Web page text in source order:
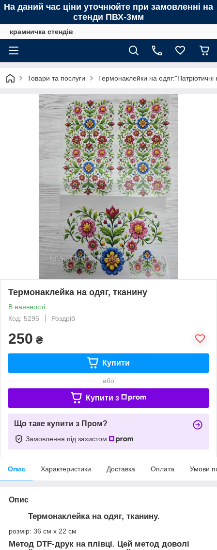
На даний час ціни уточнюйте при замовленні на
стенди ПВХ-3мм
крамничка стендів
Товари та послуги Термонаклейки на одяг:"Патріотичні
Термонаклейка на одяг, тканину
В наявності
Код: 5295
Роздріб
250 ₴
Купити
або
Купити з
Що таке купити з Пром?
Замовлення під захистом
Опис Характеристики Доставка Оплата Умови
Опис
Термонаклейка на одяг, тканину.
розмір: 36 см х 22 см
Метод DTF-друк на плівці. Цей метод доволі